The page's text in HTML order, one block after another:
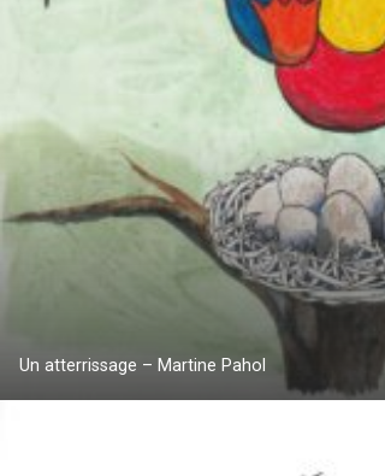
Un atterrissage – Martine Pahol